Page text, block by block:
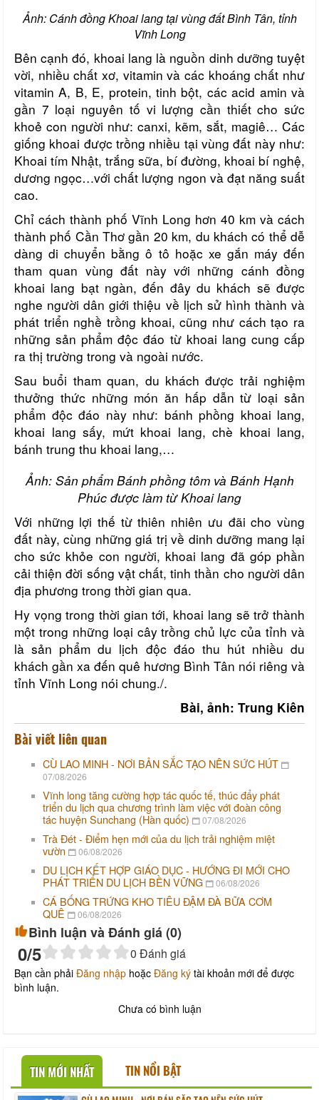
Ảnh: Cánh đồng Khoai lang tại vùng đất Bình Tân, tỉnh
Vĩnh Long
Bên cạnh đó, khoai lang là nguồn dinh dưỡng tuyệt
vời, nhiều chất xơ, vitamin và các khoáng chất như
vitamin A, B, E, protein, tinh bột, các acid amin và
gần 7 loại nguyên tố vi lượng cần thiết cho sức
khoẻ con người như: canxi, kẽm, sắt, magiê… Các
giống khoai được trồng nhiều tại vùng đất này như:
Khoai tím Nhật, trắng sữa, bí đường, khoai bí nghệ,
dương ngọc…với chất lượng ngon và đạt năng suất
cao.
Chỉ cách thành phố Vĩnh Long hơn 40 km và cách
thành phố Cần Thơ gần 20 km, du khách có thể dễ
dàng di chuyển bằng ô tô hoặc xe gắn máy đến
tham quan vùng đất này với những cánh đồng
khoai lang bạt ngàn, đến đây du khách sẽ được
nghe người dân giới thiệu về lịch sử hình thành và
phát triển nghề trồng khoai, cũng như cách tạo ra
những sản phẩm độc đáo từ khoai lang cung cấp
ra thị trường trong và ngoài nước.
Sau buổi tham quan, du khách được trải nghiệm
thưởng thức những món ăn hấp dẫn từ loại sản
phẩm độc đáo này như: bánh phồng khoai lang,
khoai lang sấy, mứt khoai lang, chè khoai lang,
bánh trung thu khoai lang,…
Ảnh: Sản phẩm Bánh phồng tôm và Bánh Hạnh
Phúc được làm từ Khoai lang
Với những lợi thế từ thiên nhiên ưu đãi cho vùng
đất này, cùng những giá trị về dinh dưỡng mang lại
cho sức khỏe con người, khoai lang đã góp phần
cải thiện đời sống vật chất, tinh thần cho người dân
địa phương trong thời gian qua.
Hy vọng trong thời gian tới, khoai lang sẽ trở thành
một trong những loại cây trồng chủ lực của tỉnh và
là sản phẩm du lịch độc đáo thu hút nhiều du
khách gần xa đến quê hương Bình Tân nói riêng và
tỉnh Vĩnh Long nói chung./.
Bài, ảnh: Trung Kiên
Bài viết liên quan
CÙ LAO MINH - NƠI BẢN SẮC TẠO NÊN SỨC HÚT
07/08/2026
Vĩnh long tăng cường hợp tác quốc tế, thúc đẩy phát
triển du lịch qua chương trình làm việc với đoàn công
tác huyện Sunchang (Hàn quốc)
07/08/2026
Trà Đét - Điểm hẹn mới của du lịch trải nghiệm miệt
vườn
06/08/2026
DU LỊCH KẾT HỢP GIÁO DỤC - HƯỚNG ĐI MỚI CHO
PHÁT TRIỂN DU LỊCH BỀN VỮNG
06/08/2026
CÁ BỐNG TRỨNG KHO TIÊU ĐẬM ĐÀ BỮA CƠM
QUÊ
06/08/2026
Bình luận và Đánh giá (0)
0/5 0 Đánh giá
Bạn cần phải Đăng nhập hoặc Đăng ký tài khoản mới để được
bình luận.
Chưa có bình luận
TIN MỚI NHẤT TIN NỔI BẬT